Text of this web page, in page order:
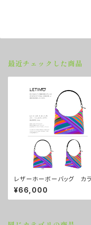
最近チェックした商品
レザーホーボーバッグ カラ
ラインズ マジックアワー ■
送まで約１か月
¥66,000